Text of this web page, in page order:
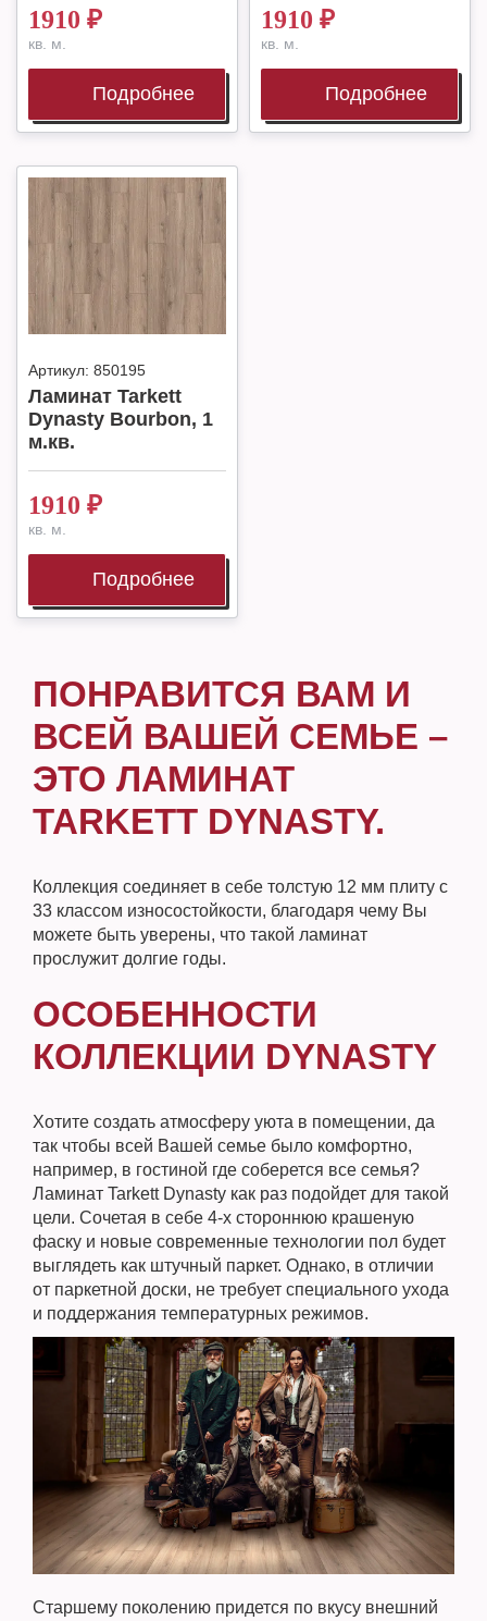
1910 ₽
кв. м.
Подробнее
1910 ₽
кв. м.
Подробнее
Артикул: 850195
Ламинат Tarkett
Dynasty Bourbon, 1
м.кв.
1910 ₽
кв. м.
Подробнее
ПОНРАВИТСЯ ВАМ И
ВСЕЙ ВАШЕЙ СЕМЬЕ –
ЭТО ЛАМИНАТ
TARKETT DYNASTY.
Коллекция соединяет в себе толстую 12 мм плиту с
33 классом износостойкости, благодаря чему Вы
можете быть уверены, что такой ламинат
прослужит долгие годы.
ОСОБЕННОСТИ
КОЛЛЕКЦИИ DYNASTY
Хотите создать атмосферу уюта в помещении, да
так чтобы всей Вашей семье было комфортно,
например, в гостиной где соберется все семья?
Ламинат Tarkett Dynasty как раз подойдет для такой
цели. Сочетая в себе 4-х стороннюю крашеную
фаску и новые современные технологии пол будет
выглядеть как штучный паркет. Однако, в отличии
от паркетной доски, не требует специального ухода
и поддержания температурных режимов.
Старшему поколению придется по вкусу внешний